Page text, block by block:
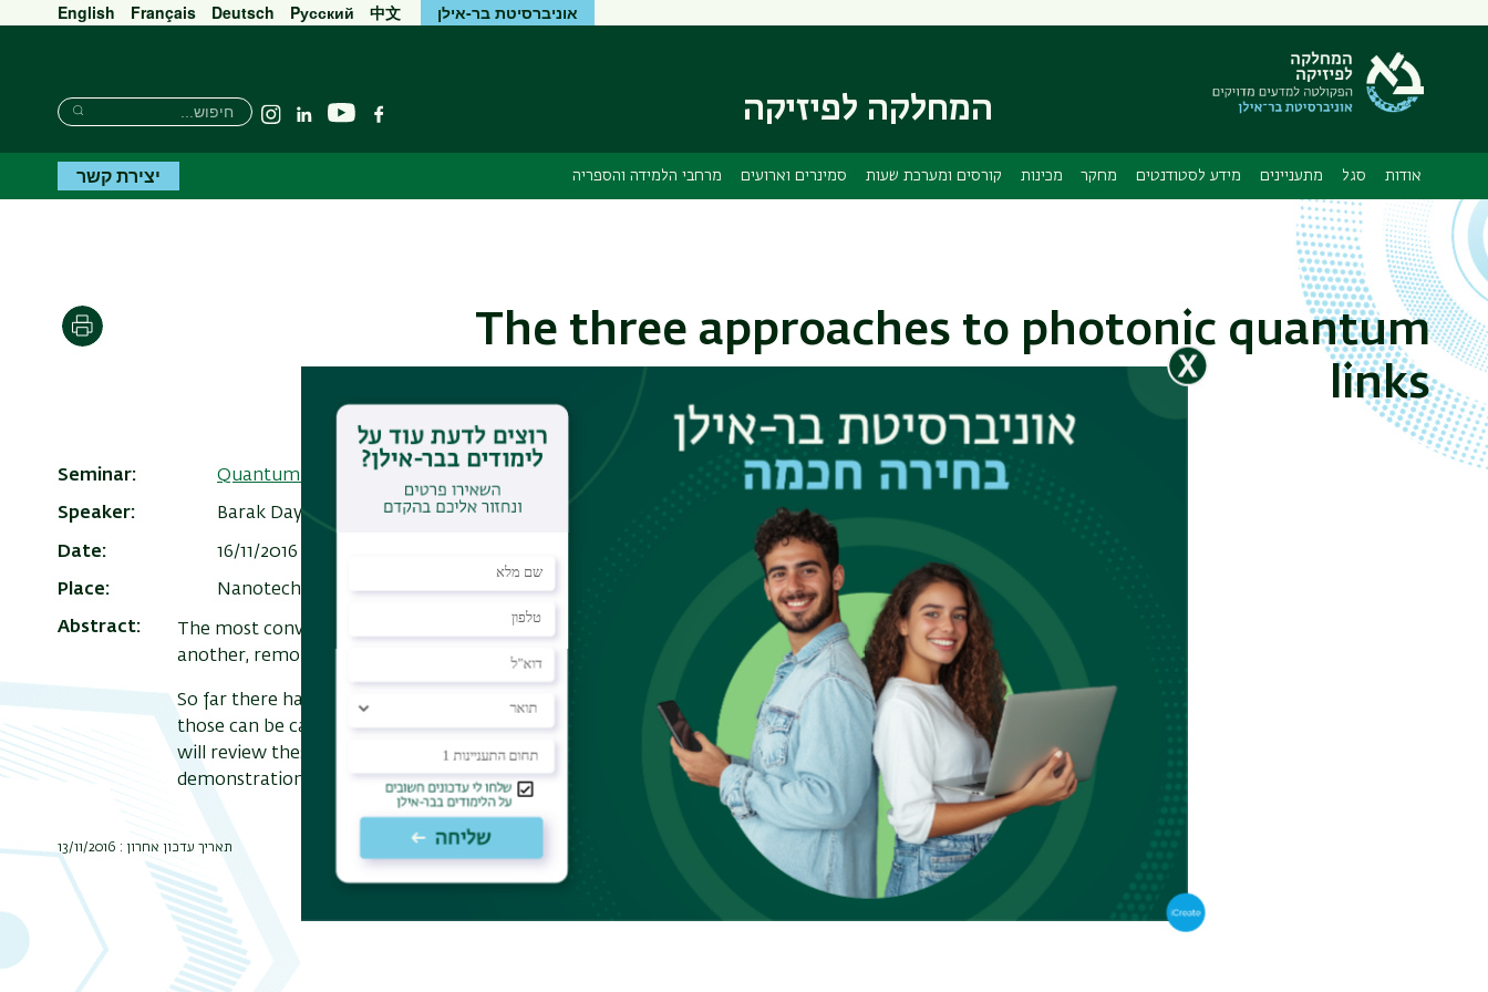
תפריט
משני
אוניברסיטת בר-אילן English Français Deutsch Pусский 中文
המחלקה לפיזיקה פייסבוקיוטיוב Linkedin
Instagram
חיפוש
חיפוש
חיפוש
אודות סגל מתעניינים מידע לסטודנטים מחקר מכינות קורסים ומערכת שעות סמינרים וארועים מרחבי הלמידה והספריה יצירת קשר
The three approaches to photonic quantum
links
הדפסה
Seminar Quantum Optics Resnick seminar
Speaker Barak Dayan, Weizmann Institute of Science
Date 16/11/2016 , 14:00
Place Nanotechnology, 9th floor seminar room
Abstract
The most convenient way to send a quantum state from one quantum system to
another, remote, one is by using single photons.
So far there have been very few demonstrations of such 'photonic quantum links', and
those can be categorized into three types, one of them demonstrated in our group. I
will review these three approaches and present the corresponding experimental
demonstrations, from other labs worldwide, and from ours.
תאריך עדכון אחרון : 13/11/2016